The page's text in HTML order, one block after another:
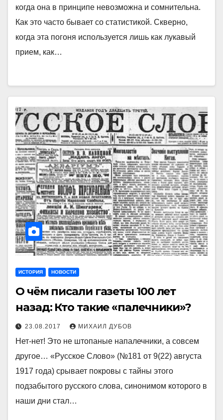
когда она в принципе невозможна и сомнительна.
Как это часто бывает со статистикой. Скверно,
когда эта погоня используется лишь как лукавый
прием, как…
ИСТОРИЯ НОВОСТИ
О чём писали газеты 100 лет
назад: Кто такие «палечники»?
23.08.2017 МИХАИЛ ДУБОВ
Нет-нет! Это не штопаные напалечники, а совсем
другое… «Русское Слово» (№181 от 9(22) августа
1917 года) срывает покровы с тайны этого
подзабытого русского слова, синонимом которого в
наши дни стал…